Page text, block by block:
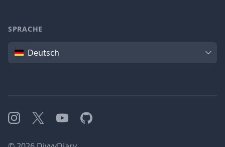
SPRACHE
SpracheDeutsch
Instagram
X YouTubeGitHub